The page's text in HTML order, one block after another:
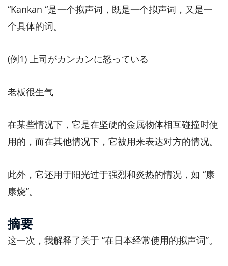
“Kankan “是一个拟声词，既是一个拟声词，又是一
个具体的词。
(例1) 上司がカンカンに怒っている
老板很生气
在某些情况下，它是在坚硬的金属物体相互碰撞时使
用的，而在其他情况下，它被用来表达对方的情况。
此外，它还用于阳光过于强烈和炎热的情况，如 “康
康烧”。
摘要
这一次，我解释了关于 “在日本经常使用的拟声词”。